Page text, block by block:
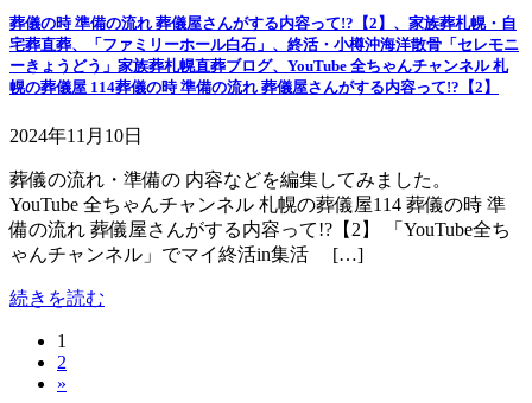
葬儀の時 準備の流れ 葬儀屋さんがする内容って!?【2】、家族葬札幌・自
宅葬直葬、「ファミリーホール白石」、終活・小樽沖海洋散骨「セレモニ
ーきょうどう」家族葬札幌直葬ブログ、YouTube 全ちゃんチャンネル 札
幌の葬儀屋 114葬儀の時 準備の流れ 葬儀屋さんがする内容って!?【2】
2024年11月10日
葬儀の流れ・準備の 内容などを編集してみました。
YouTube 全ちゃんチャンネル 札幌の葬儀屋114 葬儀の時 準
備の流れ 葬儀屋さんがする内容って!?【2】 「YouTube全ち
ゃんチャンネル」でマイ終活in集活 […]
続きを読む
固
定
ペ
1
固
定
2
»